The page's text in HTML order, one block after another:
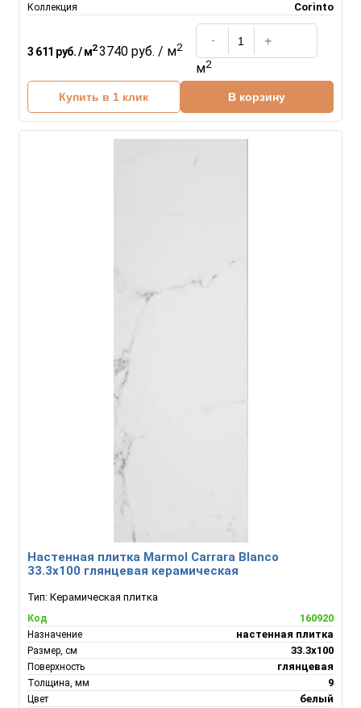
Коллекция Corinto
3 611 руб. / м23740 руб. / м2
м2
Купить в 1 клик В корзину
Настенная плитка Marmol Carrara Blanco
33.3x100 глянцевая керамическая
Тип: Керамическая плитка
Код 160920
Назначение настенная плитка
Размер, см 33.3x100
Поверхность глянцевая
Толщина, мм 9
Цвет белый